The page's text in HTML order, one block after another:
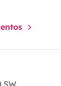
SW